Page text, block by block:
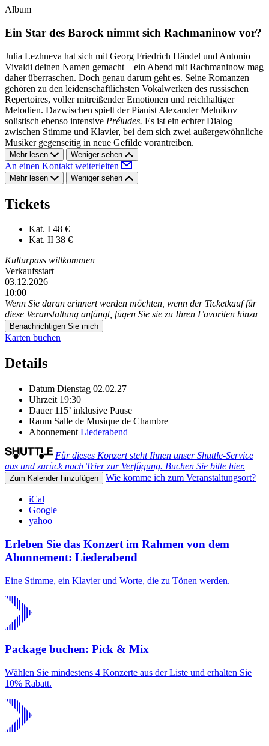
Album
Ein Star des Barock nimmt sich Rachmaninow vor?
Julia Lezhneva hat sich mit Georg Friedrich Händel und Antonio
Vivaldi deinen Namen gemacht – ein Abend mit Rachmaninow mag
daher überraschen. Doch genau darum geht es. Seine Romanzen
gehören zu den leidenschaftlichsten Vokalwerken des russischen
Repertoires, voller mitreißender Emotionen und reichhaltiger
Melodien. Dazwischen spielt der Pianist Alexander Melnikov
solistisch ebenso intensive Préludes. Es ist ein echter Dialog
zwischen Stimme und Klavier, bei dem sich zwei außergewöhnliche
Musiker gegenseitig in neue Gefilde vorantreiben.
Mehr lesen Weniger sehen
An einen Kontakt weiterleiten
Mehr lesen Weniger sehen
Tickets
Kat. I 48 €
Kat. II 38 €
Kulturpass willkommen
Verkaufsstart
03.12.2026
10:00
Wenn Sie daran erinnert werden möchten, wenn der Ticketkauf für
diese Veranstaltung anfängt, fügen Sie sie zu Ihren Favoriten hinzu
Benachrichtigen Sie mich
Karten buchen
Details
Datum Dienstag 02.02.27
Uhrzeit 19:30
Dauer 115’ inklusive Pause
Raum Salle de Musique de Chambre
Abonnement Liederabend
Für dieses Konzert steht Ihnen unser Shuttle-Service
aus und zurück nach Trier zur Verfügung. Buchen Sie bitte hier.
Zum Kalender hinzufügen Wie komme ich zum Veranstaltungsort?
iCal
Google
yahoo
Erleben Sie das Konzert im Rahmen von dem
Abonnement: Liederabend
Eine Stimme, ein Klavier und Worte, die zu Tönen werden.
Package buchen: Pick & Mix
Wählen Sie mindestens 4 Konzerte aus der Liste und erhalten Sie
10% Rabatt.